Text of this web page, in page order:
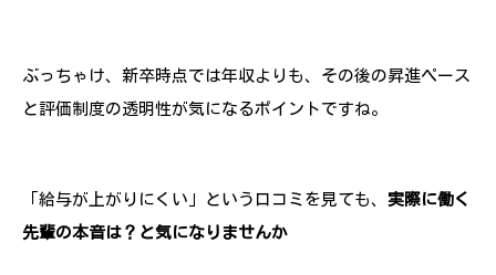
ぶっちゃけ、新卒時点では年収よりも、その後の昇進ペース
と評価制度の透明性が気になるポイントですね。
「給与が上がりにくい」という口コミを見ても、 実際に働く
先輩の本音は？と気になりませんか